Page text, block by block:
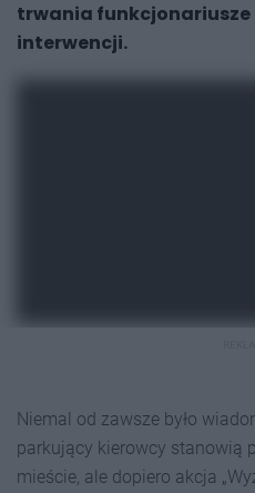
trwania funkcjonariusze
interwencji.
Niemal od zawsze było
parkujący kierowcy stanowią
mieście, ale dopiero akcja